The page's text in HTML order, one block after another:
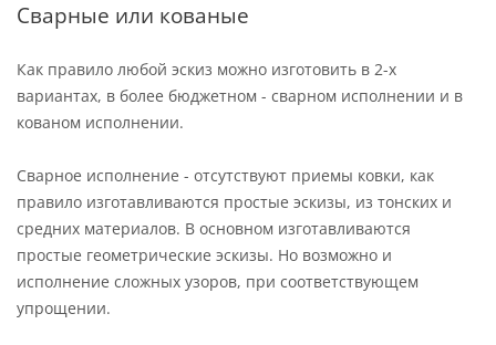
Сварные или кованые
Как правило любой эскиз можно изготовить в 2-х
вариантах, в более бюджетном - сварном исполнении и в
кованом исполнении.
Сварное исполнение - отсутствуют приемы ковки, как
правило изготавливаются простые эскизы, из тонских и
средних материалов. В основном изготавливаются
простые геометрические эскизы. Но возможно и
исполнение сложных узоров, при соответствующем
упрощении.